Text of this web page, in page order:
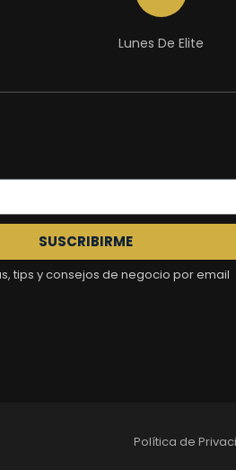
Lunes De Elite
SUSCRIBIRME
tips y consejos de negocio por email
Política de